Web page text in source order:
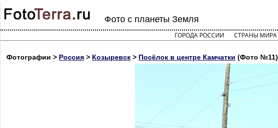
Фото с планеты Земля
ГОРОДА РОССИИ СТРАНЫ МИРА
Фотографии > Россия > Козыревск > Посёлок в центре Камчатки (Фото №11)